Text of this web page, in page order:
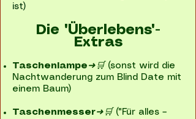
ist)
Die "Überlebens"-
Extras
Taschenlampe ➜🛒 (sonst wird die
Nachtwanderung zum Blind Date mit
einem Baum)
Taschenmesser➜🛒 ("Für alles –